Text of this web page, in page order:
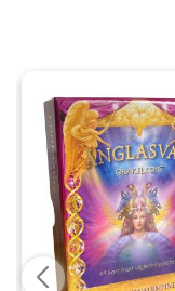
cm som favorit
Änglasvar